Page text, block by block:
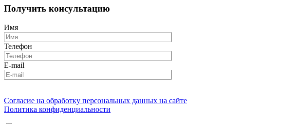
Получить консультацию
Имя
Телефон
E-mail
Согласие на обработку персональных данных на сайте
Политика конфиденциальности